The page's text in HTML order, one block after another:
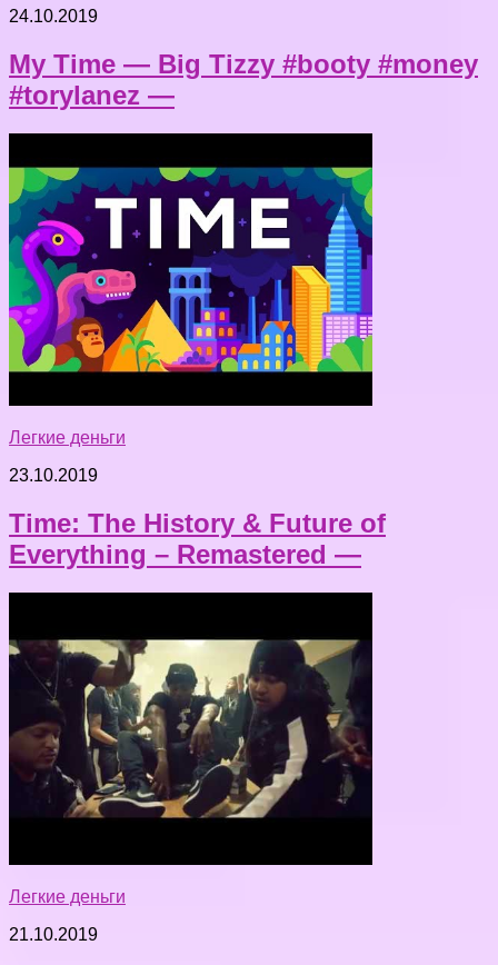
24.10.2019
My Time — Big Tizzy #booty #money
#torylanez —
Легкие деньги
23.10.2019
Time: The History & Future of
Everything – Remastered —
Легкие деньги
21.10.2019